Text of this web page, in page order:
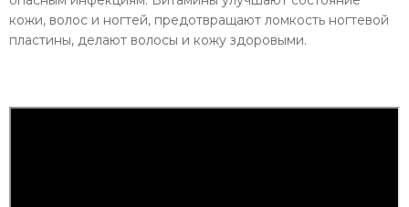
кожи, волос и ногтей, предотвращают ломкость ногтевой
пластины, делают волосы и кожу здоровыми.